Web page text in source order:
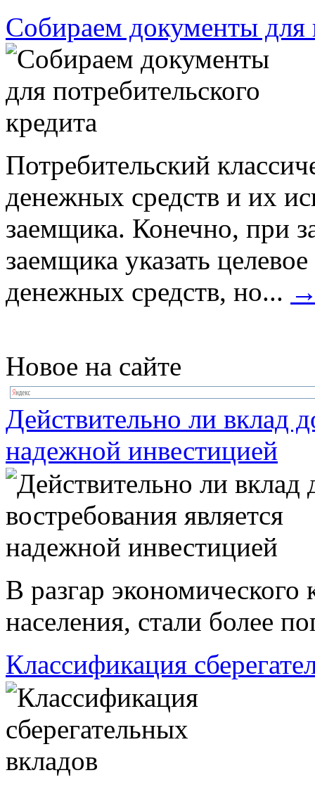
Собираем документы для
Потребительский
денежных средств и их
заемщика. Конечно, при
заемщика указать
денежных средств, но...
Новое на сайте
Действительно ли вклад
надежной инвестицией
В разгар экономического
населения, стали более
Классификация